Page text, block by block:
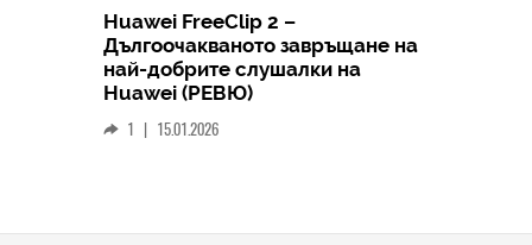
Huawei FreeClip 2 –
Дългоочакваното завръщане на
най-добрите слушалки на
Huawei (РЕВЮ)
1 | 15.01.2026